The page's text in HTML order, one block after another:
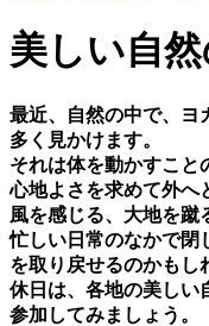
美しい⾃
最近、⾃然の中で、ヨ
多く⾒かけます。
それは体を動かすこと
⼼地よさを求めて外へ
⾵を感じる、⼤地を蹴
忙しい⽇常のなかで閉
を取り戻せるのかもし
休⽇は、各地の美しい
参加してみましょう。